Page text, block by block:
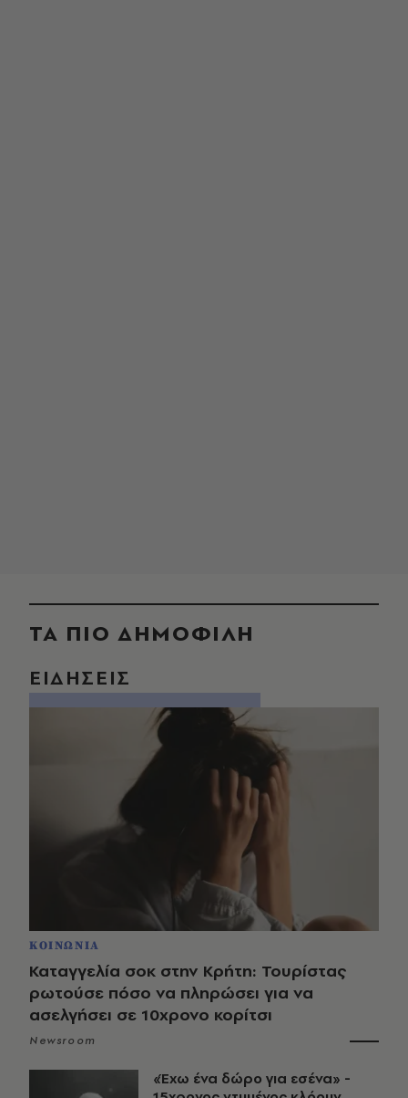
ΤΑ ΠΙΟ ΔΗΜΟΦΙΛΗ
ΕΙΔΗΣΕΙΣ
ΚΟΙΝΩΝΙΑ
Καταγγελία σοκ στην Κρήτη: Τουρίστας
ρωτούσε πόσο να πληρώσει για να
ασελγήσει σε 10χρονο κορίτσι
Newsroom
«Έχω ένα δώρο για εσένα» -